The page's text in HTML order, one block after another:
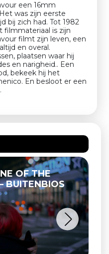
een 16mm
was zijn eerste
bij zich had. Tot 1982
filmmateriaal is zijn
filmt zijn leven, een
en overal.
plaatsen waar hij
en narigheid.. Een
bekeek hij het
En besloot er een
THE